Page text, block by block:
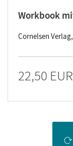
Workbook
Cornelsen
22,50 EUR